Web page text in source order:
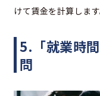
けて賃金を計算します
5.「就業時
問